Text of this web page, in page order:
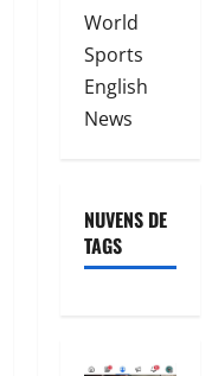
World
Sports
English
News
NUVENS DE
TAGS